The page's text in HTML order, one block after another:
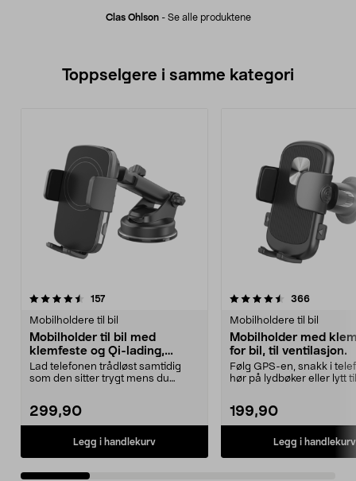
Clas Ohlson- Se alle produktene
Toppselgere i samme kategori
157anmeldelser
Mobilholdere til bil
Mobilholder til bil med
klemfeste og Qi-lading,
sugekopp
Lad telefonen trådløst samtidig
som den sitter trygt mens du
299,90
Legg i handlekurv
4.5 av 5 stjerner 366
Mobilholdere til bil
Mobilholder med
for bil, til ventilasjon.
Følg GPS-en, snakk i
hør på lydbøker eller lytt
199,90
Legg i handlekurv
4.5 av 5 stjerner